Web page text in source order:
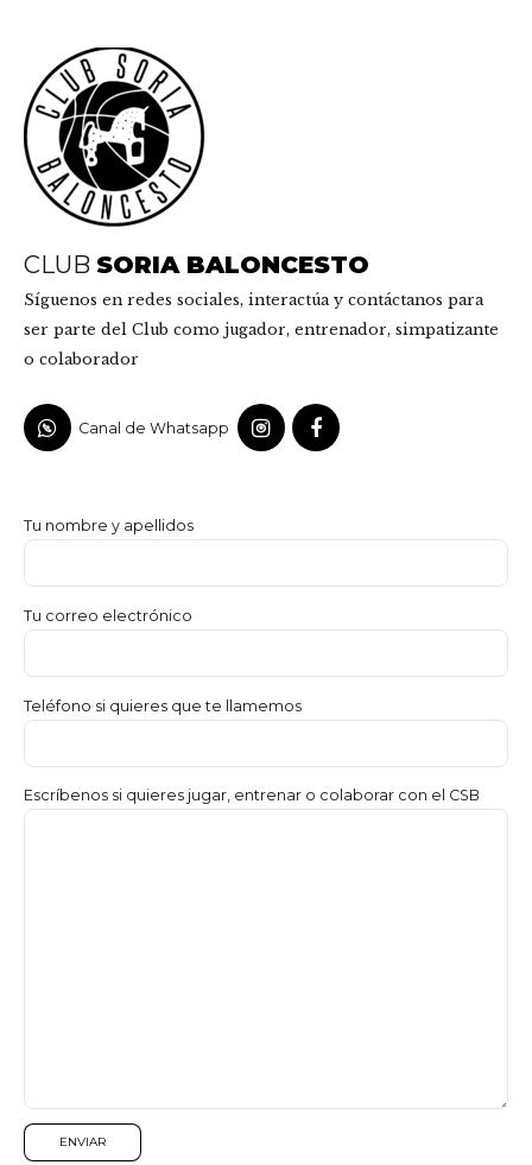
CLUB SORIA BALONCESTO
Síguenos en redes sociales, interactúa y contáctanos para
ser parte del Club como jugador, entrenador, simpatizante
o colaborador
Canal de Whatsapp
Tu nombre y apellidos
Tu correo electrónico
Teléfono si quieres que te llamemos
Escríbenos si quieres jugar, entrenar o colaborar con el CSB